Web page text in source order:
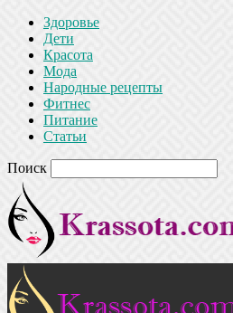
Здоровье
Дети
Красота
Мода
Народные рецепты
Фитнес
Питание
Статьи
Поиск